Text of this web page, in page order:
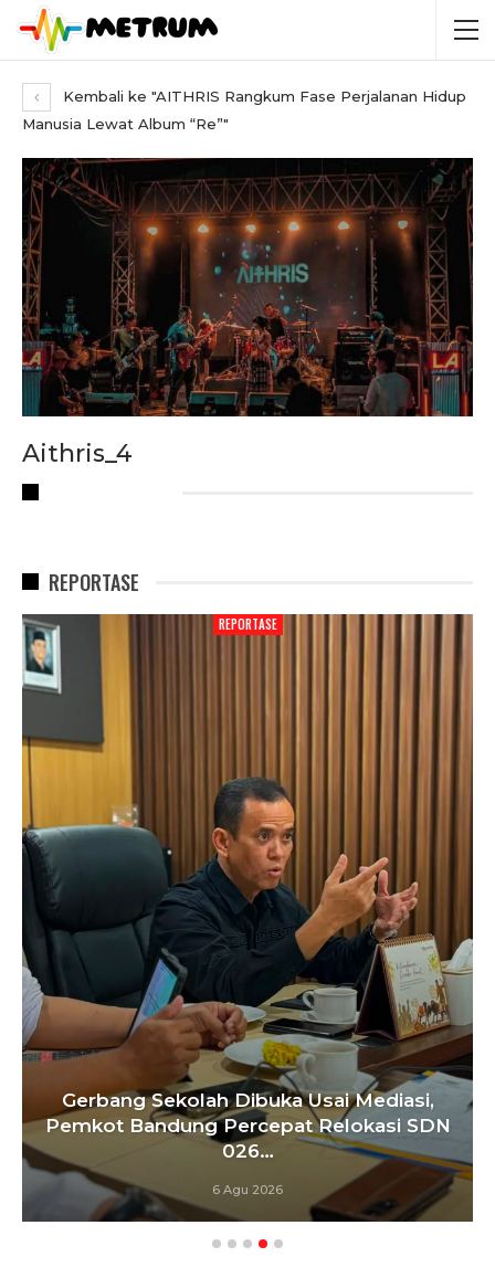
Kembali ke "AITHRIS Rangkum Fase Perjalanan Hidup
Manusia Lewat Album “Re”"
Aithris_4
REPORTASE
REPORTASE
Gerbang Sekolah Dibuka Usai Mediasi,
Pemkot Bandung Percepat Relokasi SDN
026…
6 Agu 2026